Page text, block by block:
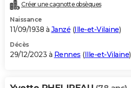
Créer une cagnotte obsèques
Naissance
11/09/1938 à Janzé (Ille-et-Vilaine)
Décès
29/12/2023 à Rennes (Ille-et-Vilaine)